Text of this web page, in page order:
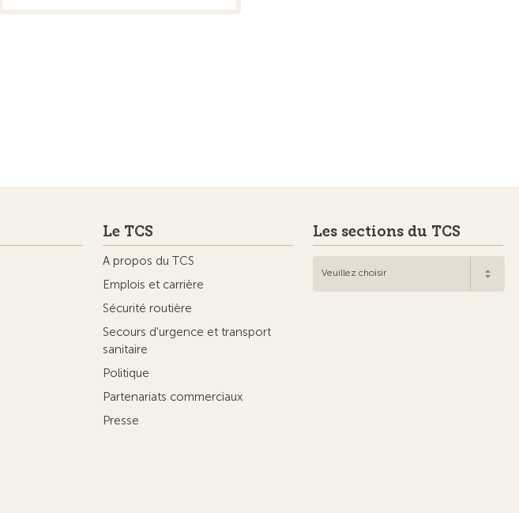
Le TCS
A propos du TCS
Emplois et carrière
Sécurité routière
Secours d'urgence et transport
sanitaire
Politique
Partenariats commerciaux
Presse
Les sections du TCS
Veuillez choisir